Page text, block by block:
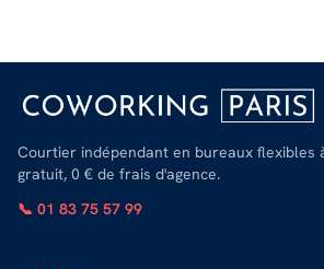
Courtier indépendant en bureaux flexibles
gratuit, 0 € de frais d'agence.
📞 01 83 75 57 99